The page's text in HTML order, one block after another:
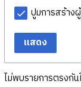
ปูมการสร้าง
แสดง
ไม่พบรายการตรงกัน